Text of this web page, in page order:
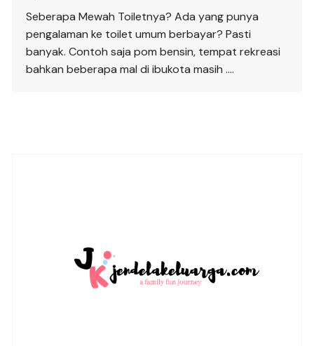
Seberapa Mewah Toiletnya? Ada yang punya
pengalaman ke toilet umum berbayar? Pasti
banyak. Contoh saja pom bensin, tempat rekreasi
bahkan beberapa mal di ibukota masih ….